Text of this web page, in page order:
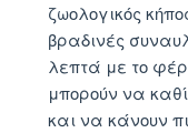
ζωολογικός
βραδινές
λεπτά με το
μπορούν να
και να κάνουν